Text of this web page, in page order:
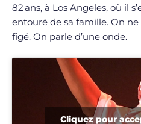
82 ans, à Los Angeles, où il
entouré de sa famille. On
figé. On parle d’une onde.
Cliquez pour